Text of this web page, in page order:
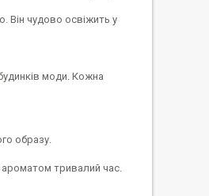
Він чудово освіжить у
моди. Кожна
образу.
тривалий час.